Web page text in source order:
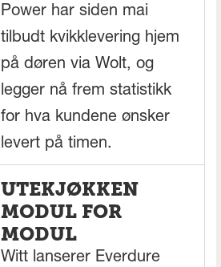
Power har siden mai
tilbudt kvikklevering hjem
på døren via Wolt, og
legger nå frem statistikk
for hva kundene ønsker
levert på timen.
UTEKJØKKEN
MODUL FOR
MODUL
Witt lanserer Everdure